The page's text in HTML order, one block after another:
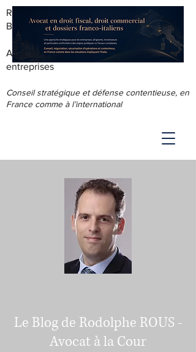
RODOLPHE ROUS - AVOCAT AU
BARREAU DE LYON
Accompagnement juridique & fiscal des
entreprises
Conseil stratégique et défense contentieuse, en
France comme à l’international
Le Blog de Rodolphe ROUS -
Avocat à la Cour